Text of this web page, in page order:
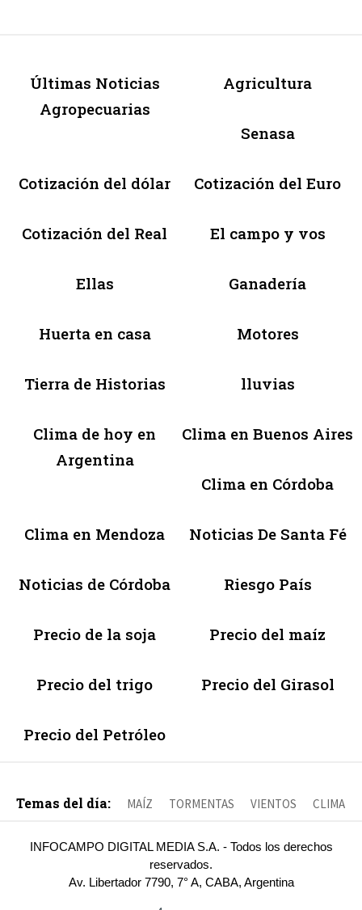
Últimas Noticias
Agropecuarias
Agricultura
Senasa
Cotización del dólar Cotización del Euro
Cotización del Real El campo y vos
Ellas Ganadería
Huerta en casa Motores
Tierra de Historias lluvias
Clima de hoy en
Argentina
Clima en Buenos Aires
Clima en Córdoba
Clima en Mendoza Noticias De Santa Fé
Noticias de Córdoba Riesgo País
Precio de la soja Precio del maíz
Precio del trigo Precio del Girasol
Precio del Petróleo
Temas del día: MAÍZ TORMENTAS VIENTOS CLIMA
INFOCAMPO DIGITAL MEDIA S.A. - Todos los derechos
reservados.
Av. Libertador 7790, 7° A, CABA, Argentina